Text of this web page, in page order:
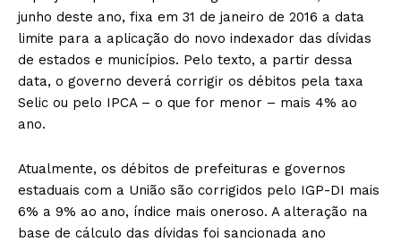
junho deste ano, fixa em 31 de janeiro de 2016 a data
limite para a aplicação do novo indexador das dívidas
de estados e municípios. Pelo texto, a partir dessa
data, o governo deverá corrigir os débitos pela taxa
Selic ou pelo IPCA – o que for menor – mais 4% ao
ano.
Atualmente, os débitos de prefeituras e governos
estaduais com a União são corrigidos pelo IGP-DI mais
6% a 9% ao ano, índice mais oneroso. A alteração na
base de cálculo das dívidas foi sancionada ano